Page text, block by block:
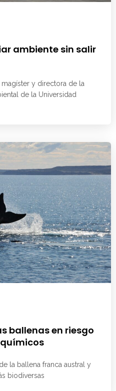
ambiente sin salir
magíster y directora de la
de la Universidad
ballenas en riesgo
la ballena franca austral y
biodiversas